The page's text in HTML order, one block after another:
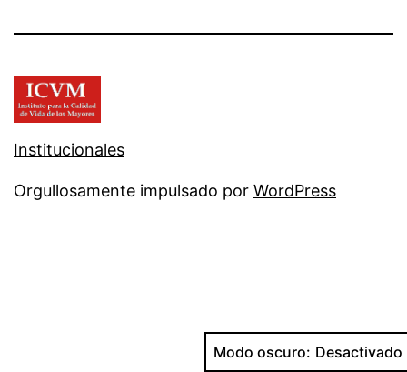
Institucionales
Orgullosamente impulsado por WordPress
Modo oscuro: